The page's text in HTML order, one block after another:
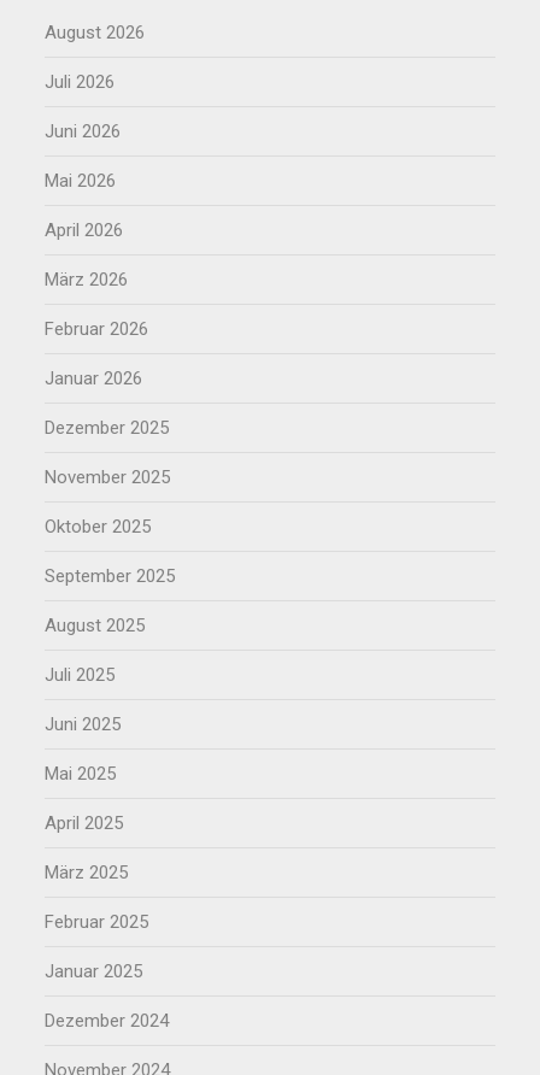
August 2026
Juli 2026
Juni 2026
Mai 2026
April 2026
März 2026
Februar 2026
Januar 2026
Dezember 2025
November 2025
Oktober 2025
September 2025
August 2025
Juli 2025
Juni 2025
Mai 2025
April 2025
März 2025
Februar 2025
Januar 2025
Dezember 2024
November 2024